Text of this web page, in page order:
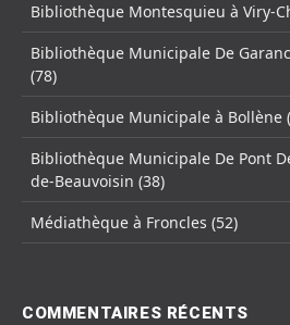
Bibliothèque Montesquieu à Viry-
Bibliothèque Municipale De
(78)
Bibliothèque Municipale à Bollène
Bibliothèque Municipale De Pont
de-Beauvoisin (38)
Médiathèque à Froncles (52)
COMMENTAIRES RÉCENTS